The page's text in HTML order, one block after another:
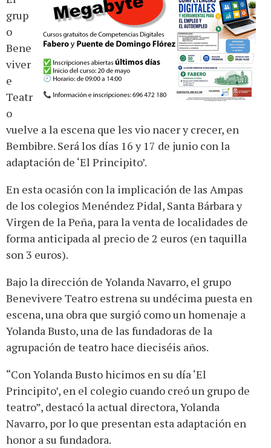
grup
o
Bene
viver
e
Teatr
o
vuelve a la escena que les vio nacer y crecer, en
Bembibre. Será los días 16 y 17 de junio con la
adaptación de ‘El Principito’.
En esta ocasión con la implicación de las Ampas
de los colegios Menéndez Pidal, Santa Bárbara y
Virgen de la Peña, para la venta de localidades de
forma anticipada al precio de 2 euros (en taquilla
son 3 euros).
Bajo la dirección de Yolanda Navarro, el grupo
Benevivere Teatro estrena su undécima puesta en
escena, una obra que surgió como un homenaje a
Yolanda Busto, una de las fundadoras de la
agrupación de teatro hace dieciséis años.
“Con Yolanda Busto hicimos en su día ‘El
Principito’, en el colegio cuando creó un grupo de
teatro”, destacó la actual directora, Yolanda
Navarro, por lo que presentan esta adaptación en
honor a su fundadora.